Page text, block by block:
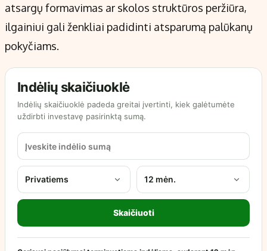
atsargų formavimas ar skolos struktūros peržiūra,
ilgainiui gali ženkliai padidinti atsparumą palūkanų
pokyčiams.